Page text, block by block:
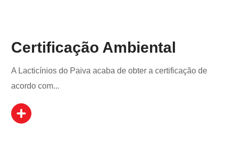
Certificação Ambiental
A Lacticínios do Paiva acaba de obter a certificação de
acordo com...